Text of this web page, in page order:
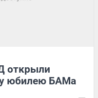
открыли
юбилею БАМа